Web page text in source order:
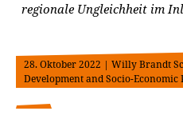
regionale Ungleichheit im
28. Oktober 2022 | Willy Brandt
Development and Socio-Economic